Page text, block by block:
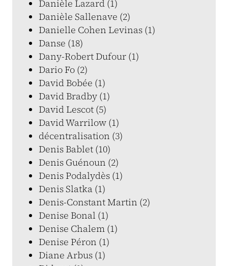
Danièle Lazard (1)
Danièle Sallenave (2)
Danielle Cohen Levinas (1)
Danse (18)
Dany-Robert Dufour (1)
Dario Fo (2)
David Bobée (1)
David Bradby (1)
David Lescot (5)
David Warrilow (1)
décentralisation (3)
Denis Bablet (10)
Denis Guénoun (2)
Denis Podalydès (1)
Denis Slatka (1)
Denis-Constant Martin (2)
Denise Bonal (1)
Denise Chalem (1)
Denise Péron (1)
Diane Arbus (1)